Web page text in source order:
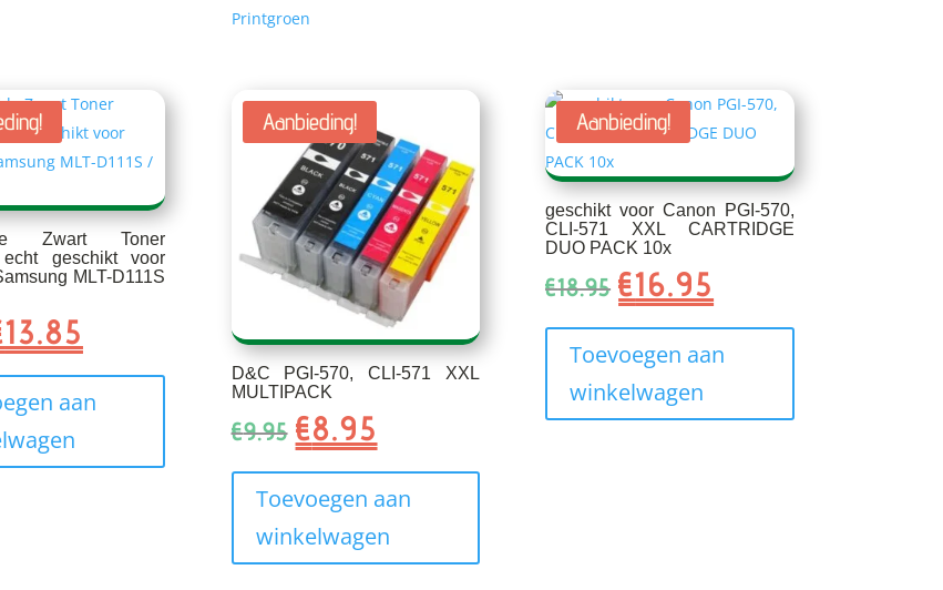
Printgroen
Zwart Toner
geschikt voor
MLT-D111S
13.85
prijs
is:
€13.85.
aan
Aanbieding!
D&C PGI-570, CLI-571 XXL
MULTIPACK
€9.95 Oorspronkelijke
prijs
was:
€9.95.
€8.95
prijs
is:
€8.95.
Toevoegen aan
winkelwagen
Aanbieding!
geschikt voor Canon PGI-570,
CLI-571 XXL CARTRIDGE
DUO PACK 10x
€18.95 Oorspronkelijke
prijs
was:
€18.95.
€16.95
prijs
is:
€16.95.
Toevoegen aan
winkelwagen